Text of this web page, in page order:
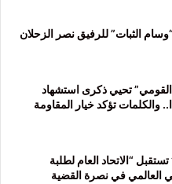
الثبات” للرفيق نصر الزحلان
تحيي ذكرى استشهاد
والكلمات تؤكد خيار المقاومة
“الاتحاد العام لطلبة
العالمي في نصرة القضية